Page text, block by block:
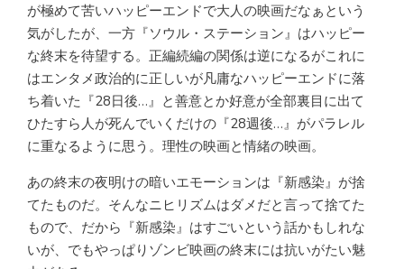
が極めて苦いハッピーエンドで大人の映画だなぁという
気がしたが、一方『ソウル・ステーション』はハッピー
な終末を待望する。正編続編の関係は逆になるがこれに
はエンタメ政治的に正しいが凡庸なハッピーエンドに落
ち着いた『28日後…』と善意とか好意が全部裏目に出て
ひたすら人が死んでいくだけの『28週後…』がパラレル
に重なるように思う。理性の映画と情緒の映画。
あの終末の夜明けの暗いエモーションは『新感染』が捨
てたものだ。そんなニヒリズムはダメだと言って捨てた
もので、だから『新感染』はすごいという話かもしれな
いが、でもやっぱりゾンビ映画の終末には抗いがたい魅